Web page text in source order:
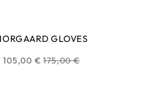
GLOVES
105,00 € Prix
175,00 €